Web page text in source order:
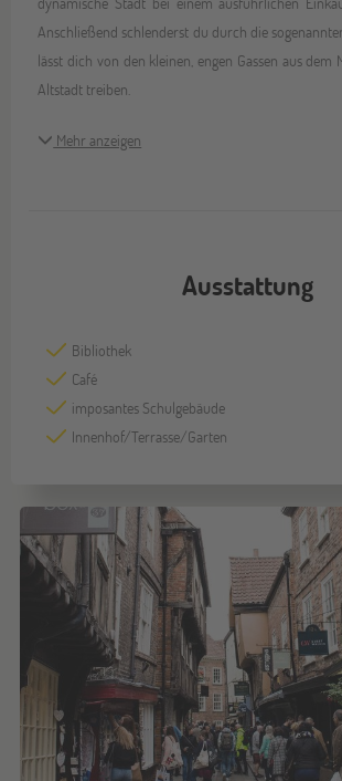
Anschließend schlenderst du durch die
lässt dich von den kleinen, engen Gassen aus
Altstadt treiben.
Mehr anzeigen
Ausstattung
Bibliothek
Café
imposantes Schulgebäude
Innenhof/Terrasse/Garten